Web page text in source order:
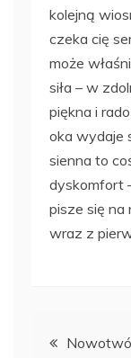
kolejną
czeka cię
może
siła – w
piękna i
oka wydaje
sienna to
dyskomfort
pisze się na
wraz z